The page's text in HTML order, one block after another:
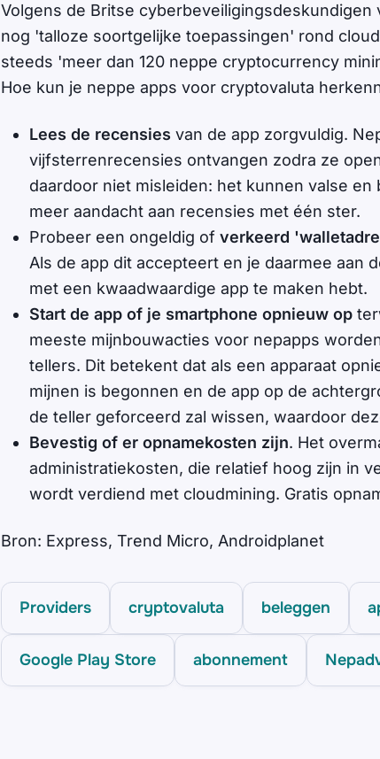
Volgens de Britse cyberbeveiligingsdeskundigen
nog 'talloze soortgelijke toepassingen' rond
steeds 'meer dan 120 neppe cryptocurrency
Hoe kun je neppe apps voor cryptovaluta
Lees de recensies van de app zorgvuldig.
vijfsterrenrecensies ontvangen zodra ze
daardoor niet misleiden: het kunnen valse
meer aandacht aan recensies met één ster.
Probeer een ongeldig of verkeerd
Als de app dit accepteert en je daarmee aan
met een kwaadwaardige app te maken hebt.
Start de app of je smartphone opnieuw op
meeste mijnbouwacties voor nepapps
tellers. Dit betekent dat als een apparaat
mijnen is begonnen en de app op de
de teller geforceerd zal wissen, waardoor
Bevestig of er opnamekosten zijn. Het
administratiekosten, die relatief hoog zijn in
wordt verdiend met cloudmining. Gratis
Bron: Express, Trend Micro, Androidplanet
Providers cryptovaluta beleggen
Google Play Store abonnement